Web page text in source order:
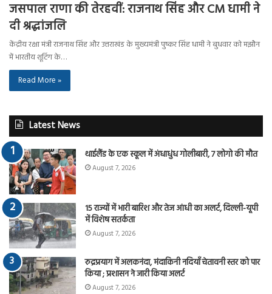
जसपाल राणा की तेरहवीं: राजनाथ सिंह और CM धामी ने
दी श्रद्धांजलि
केंद्रीय रक्षा मंत्री राजनाथ सिंह और उत्तराखंड के मुख्यमंत्री पुष्कर सिंह धामी ने बुधवार को मझौन
में भारतीय शूटिंग के…
Read More »
Latest News
थाईलैंड के एक स्कूल में अंधाधुंध गोलीबारी, 7 लोगो की मौत
August 7, 2026
15 राज्यों में भारी बारिश और तेज आंधी का अलर्ट, दिल्ली-यूपी
में विशेष सतर्कता
August 7, 2026
रुद्रप्रयाग में अलकनंदा, मंदाकिनी नदियाँ चेतावनी स्तर को पार
किया ; प्रशासन ने जारी किया अलर्ट
August 7, 2026